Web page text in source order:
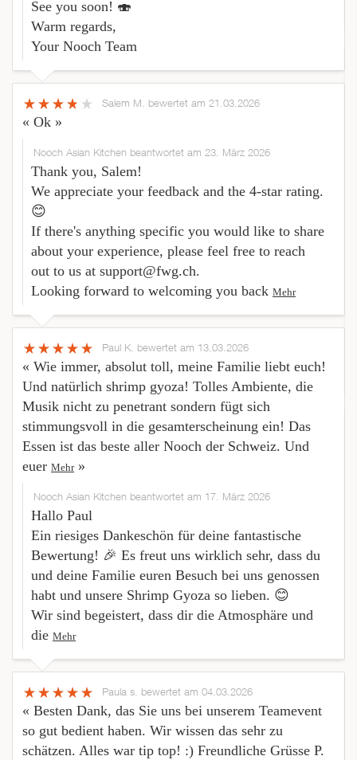
See you soon! 🍣
Warm regards,
Your Nooch Team
Salem M. bewertet am 21.03.2026
« Ok »
Nooch Asian Kitchen beantwortet am 23. März 2026
Thank you, Salem!
We appreciate your feedback and the 4-star rating.
😊
If there's anything specific you would like to share
about your experience, please feel free to reach
out to us at support@fwg.ch.
Looking forward to welcoming you back Mehr
Paul K. bewertet am 13.03.2026
« Wie immer, absolut toll, meine Familie liebt euch!
Und natürlich shrimp gyoza! Tolles Ambiente, die
Musik nicht zu penetrant sondern fügt sich
stimmungsvoll in die gesamterscheinung ein! Das
Essen ist das beste aller Nooch der Schweiz. Und
euer Mehr»
Nooch Asian Kitchen beantwortet am 17. März 2026
Hallo Paul
Ein riesiges Dankeschön für deine fantastische
Bewertung! 🎉 Es freut uns wirklich sehr, dass du
und deine Familie euren Besuch bei uns genossen
habt und unsere Shrimp Gyoza so lieben. 😊
Wir sind begeistert, dass dir die Atmosphäre und
die Mehr
Paula s. bewertet am 04.03.2026
« Besten Dank, das Sie uns bei unserem Teamevent
so gut bedient haben. Wir wissen das sehr zu
schätzen. Alles war tip top! :) Freundliche Grüsse P.